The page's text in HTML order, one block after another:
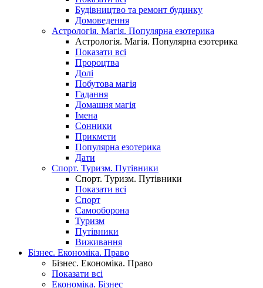
Будівництво та ремонт будинку
Домоведення
Астрологія. Магія. Популярна езотерика
Астрологія. Магія. Популярна езотерика
Показати всі
Пророцтва
Долі
Побутова магія
Гадання
Домашня магія
Імена
Сонники
Прикмети
Популярна езотерика
Дати
Спорт. Туризм. Путівники
Спорт. Туризм. Путівники
Показати всі
Спорт
Самооборона
Туризм
Путівники
Виживання
Бізнес. Економіка. Право
Бізнес. Економіка. Право
Показати всі
Економіка. Бізнес